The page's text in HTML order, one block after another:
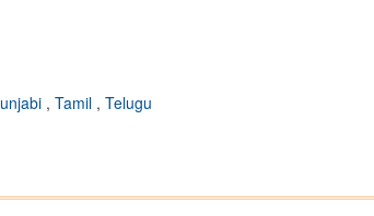
, Tamil , Telugu